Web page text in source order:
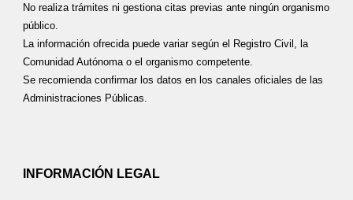
No realiza trámites ni gestiona citas previas ante ningún organismo
público.
La información ofrecida puede variar según el Registro Civil, la
Comunidad Autónoma o el organismo competente.
Se recomienda confirmar los datos en los canales oficiales de las
Administraciones Públicas.
INFORMACIÓN LEGAL